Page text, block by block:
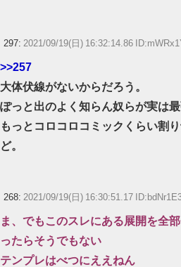
297: 2021/09/19(日) 16:32:14.86
>>257
大体伏線がないからだろう。
ぽっと出のよく知らん奴らが実は
もっとコロコロコミックくらい割
ど。
268: 2021/09/19(日) 16:30:51.17
ま、でもこのスレにある展開を全
ったらそうでもない
テンプレはべつにええねん